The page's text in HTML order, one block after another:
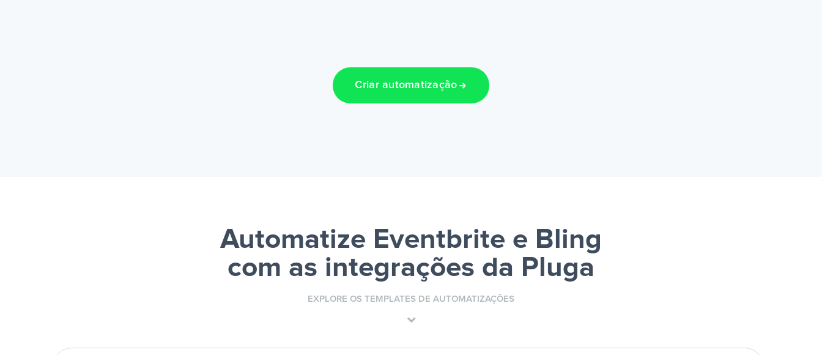
Criar automatização
Automatize Eventbrite e Bling
com as integrações da Pluga
EXPLORE OS TEMPLATES DE AUTOMATIZAÇÕES